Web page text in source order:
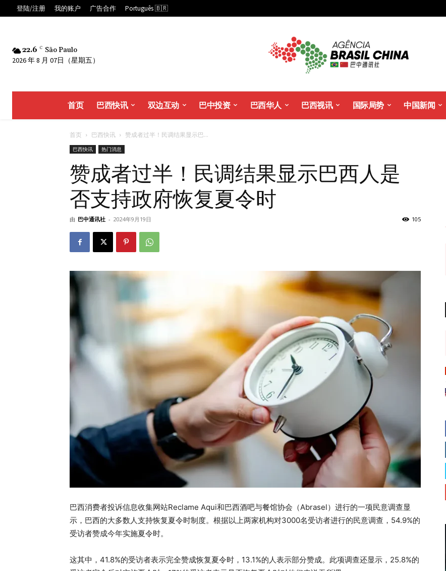
登陆/注册 我的账户 广告合作 Português 🇧🇷
22.6 C São Paulo
2026 年 8 月 07日（星期五）
首页 巴西快讯 双边互动 巴中投资 巴西华人 巴西视讯 国际局势 中国新闻
首页 巴西快讯 赞成者过半！民调结果显示巴...
巴西快讯 热门消息
赞成者过半！民调结果显示巴西人是
否支持政府恢复夏令时
由 巴中通讯社 - 2024年9月19日 105
巴西消费者投诉信息收集网站Reclame Aqui和巴西酒吧与餐馆协会（Abrasel）进行的一项民意调查显
示，巴西的大多数人支持恢复夏令时制度。根据以上两家机构对3000名受访者进行的民意调查，54.9%的
受访者赞成今年实施夏令时。
这其中，41.8%的受访者表示完全赞成恢复夏令时，13.1%的人表示部分赞成。此项调查还显示，25.8%的